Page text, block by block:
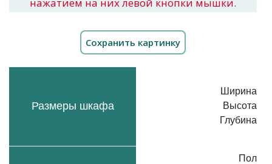
Размеры шкафа
Ширина
Высота
Глубина
Пол